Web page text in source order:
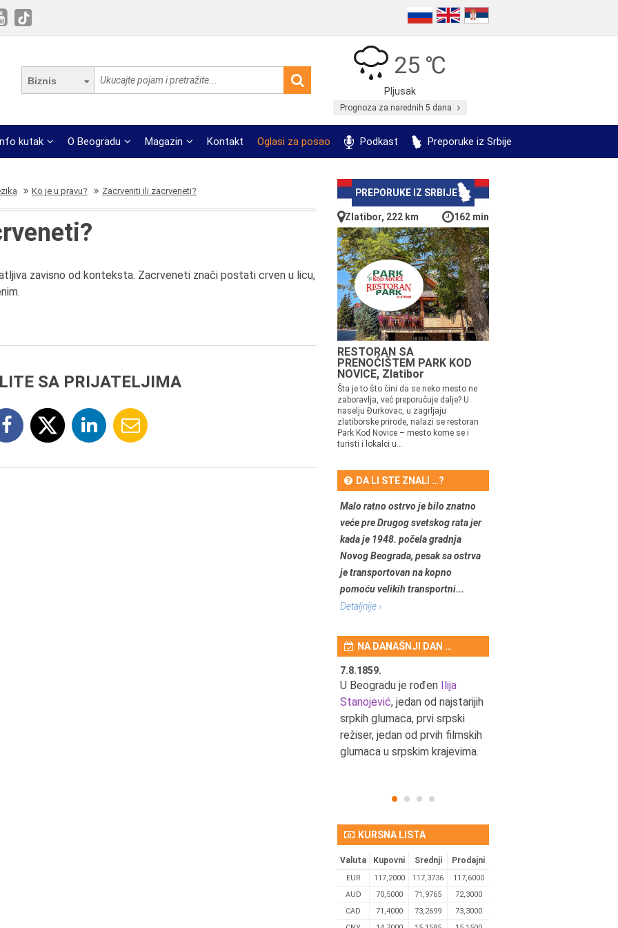
Biznis
25 ℃
Pljusak
Prognoza za narednih 5 dana
kutak O Beogradu Magazin Kontakt Oglasi za posao Podkast Preporuke iz Srbije
Ko je u pravu? Zacrveniti ili zacrveneti?
zavisno od konteksta. Zacrveneti znači postati crven u licu,
SA PRIJATELJIMA
PREPORUKE IZ SRBIJE
Zlatibor, 222 km 162 min
RESTORAN SA
PRENOĆIŠTEM PARK KOD
NOVICE, Zlatibor
Šta je to što čini da se neko mesto ne
zaboravlja, već preporučuje dalje? U
naselju Đurkovac, u zagrljaju
zlatiborske prirode, nalazi se restoran
Park Kod Novice – mesto kome se i
turisti i lokalci u...
DA LI STE ZNALI …?
Malo ratno ostrvo je bilo znatno
veće pre Drugog svetskog rata jer
kada je 1948. počela gradnja
Novog Beograda, pesak sa ostrva
je transportovan na kopno
pomoću velikih transportni...
Detaljnije ›
NA DANAŠNJI DAN …
7.8.1859.
U Beogradu je rođen Ilija
Stanojević, jedan od najstarijih
srpkih glumaca, prvi srpski
režiser, jedan od prvih filmskih
glumaca u srpskim krajevima.
KURSNA LISTA
Valuta Kupovni Srednji Prodajni
EUR 117,2000 117,3736
117,6000
AUD
70,5000 71,9765
72,3000
CAD
71,4000 73,2699
73,3000